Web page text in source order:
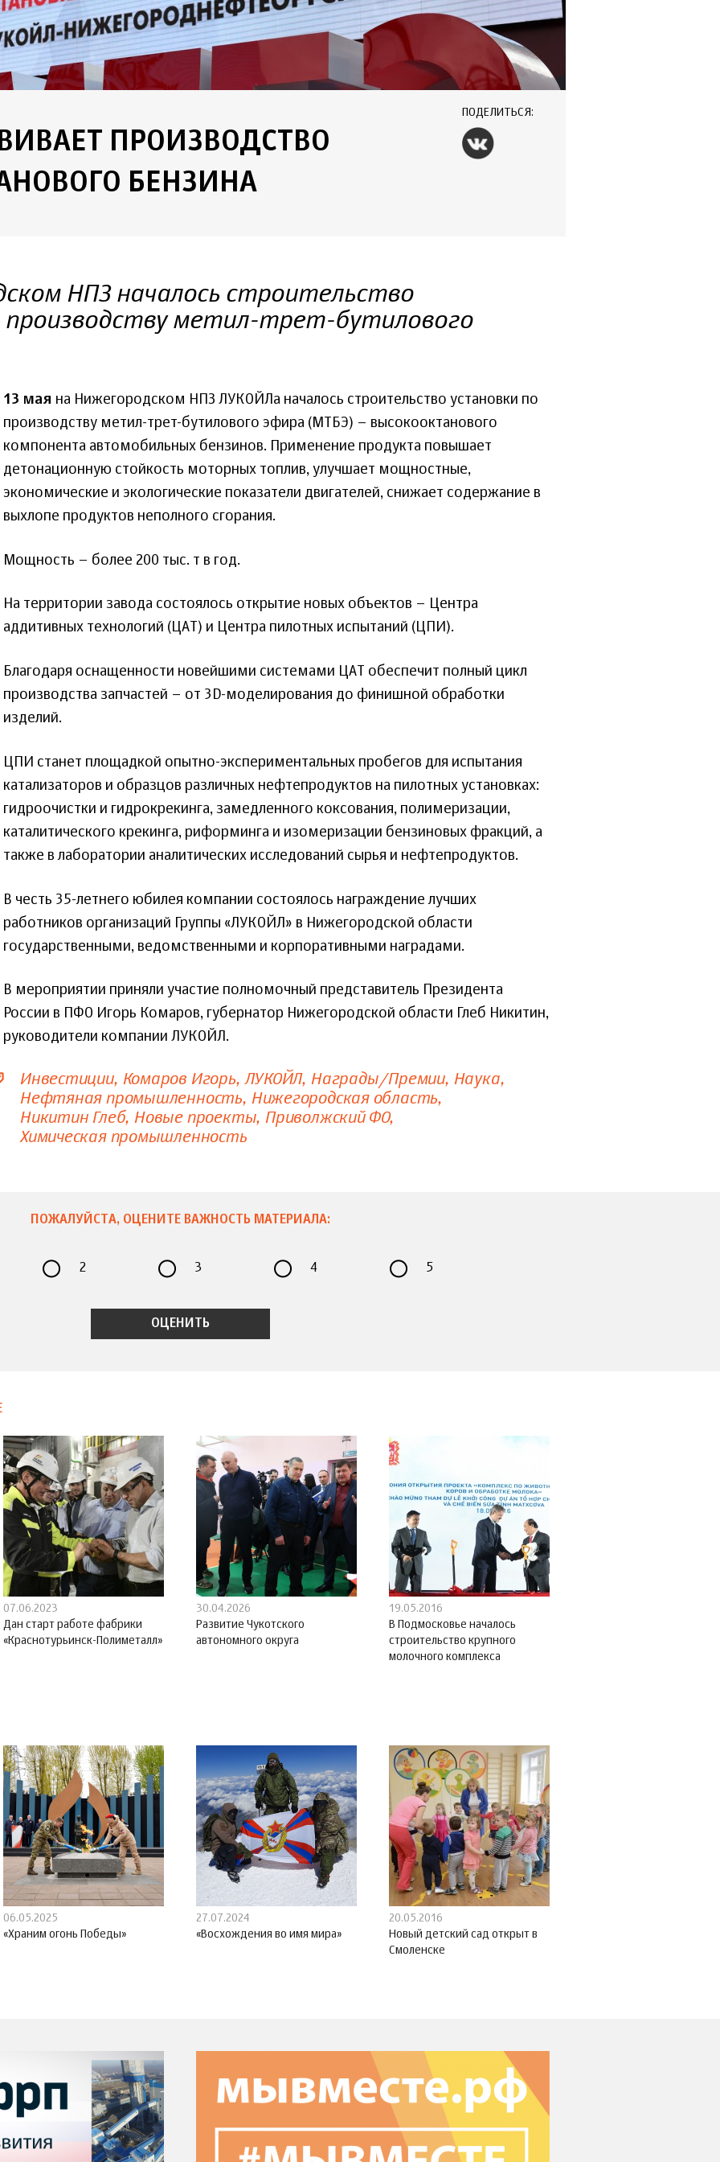
ПОДЕЛИТЬСЯ:
ПРОИЗВОДСТВО
БЕНЗИНА
НПЗ началось строительство
производству метил-трет-бутилового
13 мая на Нижегородском НПЗ ЛУКОЙЛа началось строительство установки по
производству метил-трет-бутилового эфира (МТБЭ) – высокооктанового
компонента автомобильных бензинов. Применение продукта повышает
детонационную стойкость моторных топлив, улучшает мощностные,
экономические и экологические показатели двигателей, снижает содержание в
выхлопе продуктов неполного сгорания.
Мощность – более 200 тыс. т в год.
На территории завода состоялось открытие новых объектов – Центра
аддитивных технологий (ЦАТ) и Центра пилотных испытаний (ЦПИ).
Благодаря оснащенности новейшими системами ЦАТ обеспечит полный цикл
производства запчастей – от 3D-моделирования до финишной обработки
изделий.
ЦПИ станет площадкой опытно-экспериментальных пробегов для испытания
катализаторов и образцов различных нефтепродуктов на пилотных установках:
гидроочистки и гидрокрекинга, замедленного коксования, полимеризации,
каталитического крекинга, риформинга и изомеризации бензиновых фракций, а
также в лаборатории аналитических исследований сырья и нефтепродуктов.
В честь 35-летнего юбилея компании состоялось награждение лучших
работников организаций Группы «ЛУКОЙЛ» в Нижегородской области
государственными, ведомственными и корпоративными наградами.
В мероприятии приняли участие полномочный представитель Президента
России в ПФО Игорь Комаров, губернатор Нижегородской области Глеб Никитин,
руководители компании ЛУКОЙЛ.
Инвестиции Комаров Игорь ЛУКОЙЛ Награды/Премии Наука
Нефтяная промышленность Нижегородская область
Никитин Глеб Новые проекты Приволжский ФО
Химическая промышленность
ПОЖАЛУЙСТА, ОЦЕНИТЕ ВАЖНОСТЬ МАТЕРИАЛА:
2 3 4 5
07.06.2023
Дан старт работе фабрики
«Краснотурьинск-Полиметалл»
30.04.2026
Развитие Чукотского
автономного округа
19.05.2016
В Подмосковье началось
строительство крупного
молочного комплекса
06.05.2025
«Храним огонь Победы»
27.07.2024
«Восхождения во имя мира»
20.05.2016
Новый детский сад открыт в
Смоленске